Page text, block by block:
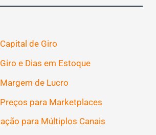
de Giro
e Dias em Estoque
de Lucro
para Marketplaces
para Múltiplos Canais